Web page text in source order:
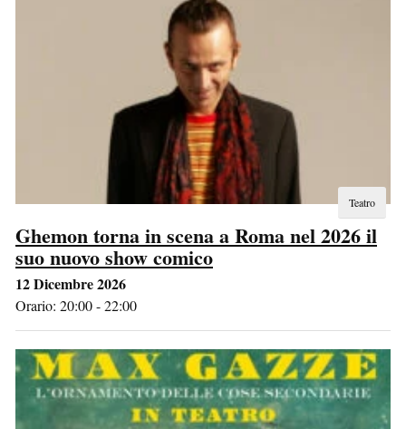
Teatro
Ghemon torna in scena a Roma nel 2026 il
suo nuovo show comico
12 Dicembre 2026
Orario: 20:00 - 22:00